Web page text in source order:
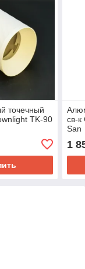
точечный
TK-90
св-
San
1